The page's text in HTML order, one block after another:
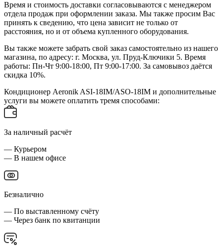
Время и стоимость доставки согласовываются с менеджером
отдела продаж при оформлении заказа. Мы также просим Вас
принять к сведению, что цена зависит не только от
расстояния, но и от объема купленного оборудования.
Вы также можете забрать свой заказ самостоятельно из нашего
магазина, по адресу: г. Москва, ул. Пруд-Ключики 5. Время
работы: Пн-Чт 9:00-18:00, Пт 9:00-17:00. За самовывоз даётся
скидка 10%.
Кондиционер Aeronik ASI-18IM/ASO-18IM и дополнительные
услуги вы можете оплатить тремя способами:
За наличный расчёт
— Курьером
— В нашем офисе
Безналично
— По выставленному счёту
— Через банк по квитанции